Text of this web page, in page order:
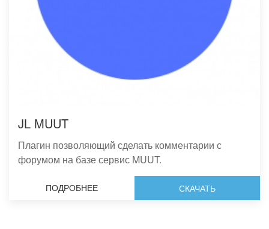
JL MUUT
Плагин позволяющий сделать комментарии с
форумом на базе сервис MUUT.
ПОДРОБНЕЕ СКАЧАТЬ